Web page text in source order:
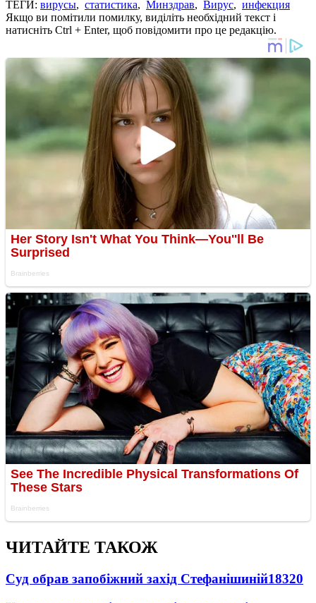
ТЕГИ: вирусы, статистика, Минздрав, Вирус, инфекция
Якщо ви помітили помилку, виділіть необхідний текст і
натисніть Ctrl + Enter, щоб повідомити про це редакцію.
ЧИТАЙТЕ ТАКОЖ
Суд обрав запобіжний захід Стефанішиній18320